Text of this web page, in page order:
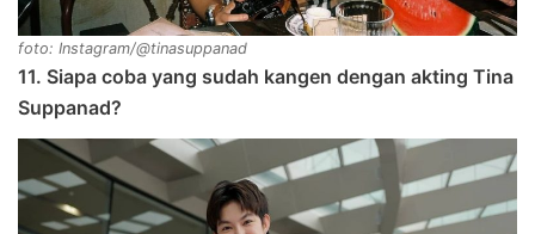
foto: Instagram/@tinasuppanad
11. Siapa coba yang sudah kangen dengan akting Tina
Suppanad?